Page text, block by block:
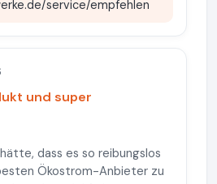
service/empfehlen
und super
dass es so reibungslos
Ökostrom-Anbieter zu